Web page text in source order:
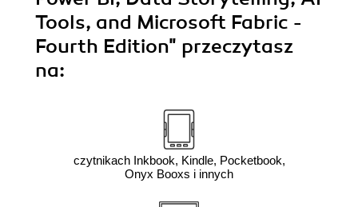
Tools, and Microsoft Fabric -
Fourth Edition" przeczytasz
na:
czytnikach Inkbook, Kindle, Pocketbook,
Onyx Booxs i innych